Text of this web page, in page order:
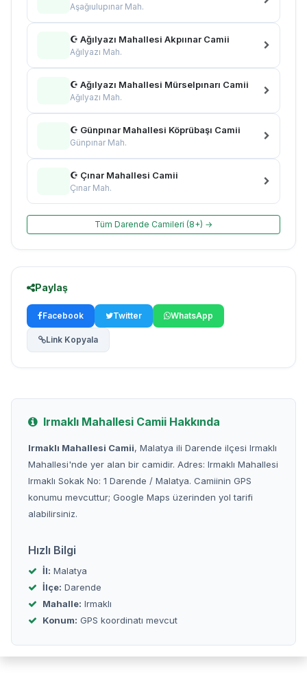
Aşağıulupınar Mah.
☪ Ağılyazı Mahallesi Akpıınar Camii
Ağılyazı Mah.
☪ Ağılyazı Mahallesi Mürselpınarı Camii
Ağılyazı Mah.
☪ Günpınar Mahallesi Köprübaşı Camii
Günpınar Mah.
☪ Çınar Mahallesi Camii
Çınar Mah.
Tüm Darende Camileri (8+) →
Paylaş
Facebook Twitter WhatsApp
Link Kopyala
Irmaklı Mahallesi Camii Hakkında
Irmaklı Mahallesi Camii, Malatya ili Darende ilçesi Irmaklı
Mahallesi'nde yer alan bir camidir. Adres: Irmaklı Mahallesi
Irmaklı Sokak No: 1 Darende / Malatya. Camiinin GPS
konumu mevcuttur; Google Maps üzerinden yol tarifi
alabilirsiniz.
Hızlı Bilgi
İl: Malatya
İlçe: Darende
Mahalle: Irmaklı
Konum: GPS koordinatı mevcut